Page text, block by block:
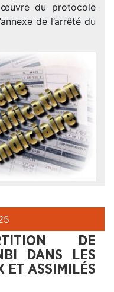
du protocole
de l’arrêté du
DE
DANS LES
ET ASSIMILÉS